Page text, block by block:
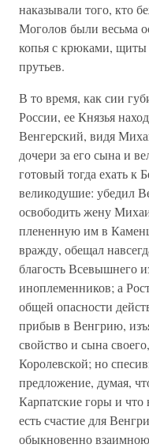
наказывали того, кто
Моголов были весьма
копья с крюками,
прутьев.
В то время, как сии
России, ее Князья
Венгерский, видя
дочери за его сына и
готовый тогда ехать к
великодушие: убедил
освободить жену
плененную им в
вражду, обещал
благость Всевышнего
иноплеменников; а
общей опасности
прибыв в Венгрию,
свойство и сына
Королевской; но
предложение, думая,
Карпатские горы и
есть счастие для
обыкновенно